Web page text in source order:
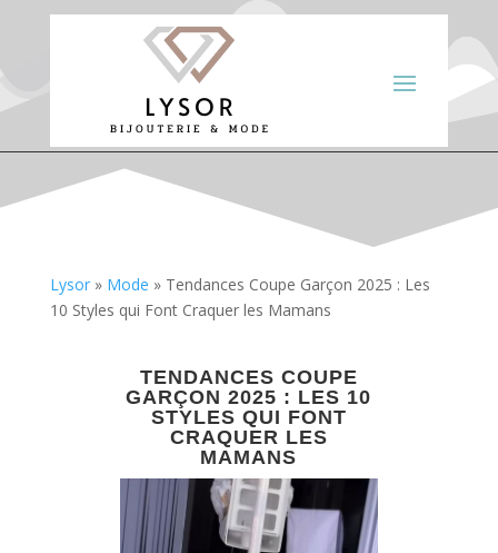
Lysor» Mode » Tendances Coupe Garçon 2025 : Les
10 Styles qui Font Craquer les Mamans
TENDANCES COUPE
GARÇON 2025 : LES 10
STYLES QUI FONT
CRAQUER LES
MAMANS